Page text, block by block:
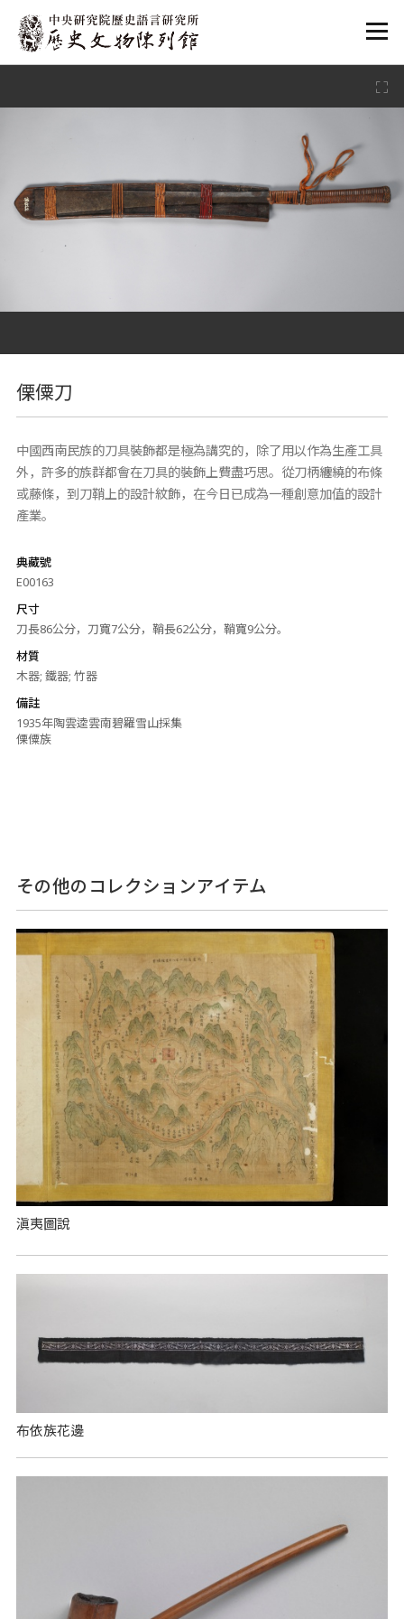
:::
傈僳刀
中國西南民族的刀具裝飾都是極為講究的，除了用以作為生產工具
外，許多的族群都會在刀具的裝飾上費盡巧思。從刀柄纏繞的布條
或藤條，到刀鞘上的設計紋飾，在今日已成為一種創意加值的設計
產業。
典藏號
E00163
尺寸
刀長86公分，刀寬7公分，鞘長62公分，鞘寬9公分。
材質
木器; 鐵器; 竹器
備註
1935年陶雲逵雲南碧羅雪山採集
傈僳族
その他のコレクションアイテム
滇夷圖說
布依族花邊